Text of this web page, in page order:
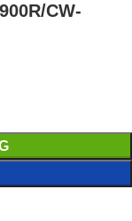
CW-